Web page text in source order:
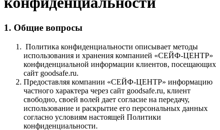
1. Общие вопросы
Политика конфиденциальности описывает методы
использования и хранения компанией «СЕЙФ-ЦЕНТР»
конфиденциальной информации клиентов, посещающих
сайт goodsafe.ru.
Предоставляя компании «СЕЙФ-ЦЕНТР» информацию
частного характера через сайт goodsafe.ru, клиент
свободно, своей волей дает согласие на передачу,
использование и раскрытие его персональных данных
согласно условиям настоящей Политики
конфиденциальности.